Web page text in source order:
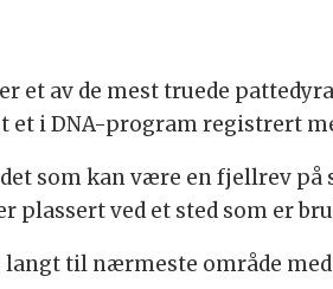
et av de mest truede
et i DNA-program registrert
som kan være en fjellrev
plassert ved et sted som er
langt til nærmeste område